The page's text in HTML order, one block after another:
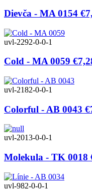
Dievča - MA 0154
uvl-2292-0-0-1
Cold - MA 0059
uvl-2182-0-0-1
Colorful - AB 0043
uvl-2013-0-0-1
Molekula - TK 0018
uvl-982-0-0-1